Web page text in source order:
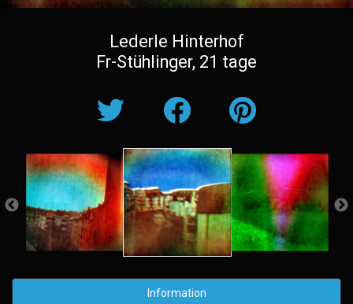
Lederle Hinterhof
Fr-Stühlinger, 21 tage
Information